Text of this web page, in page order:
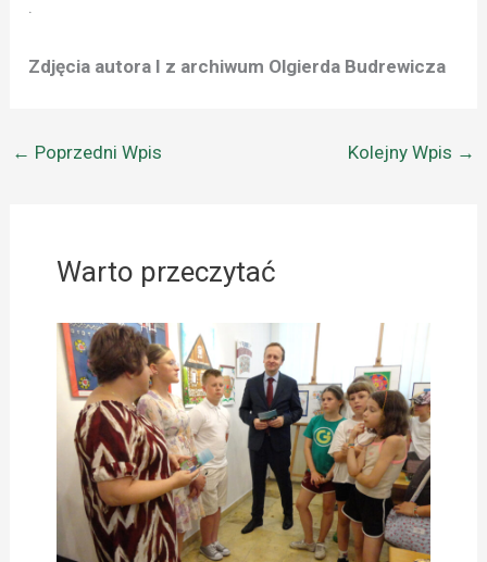
Zdjęcia autora I z archiwum Olgierda Budrewicza
← Poprzedni Wpis Kolejny Wpis →
Warto przeczytać